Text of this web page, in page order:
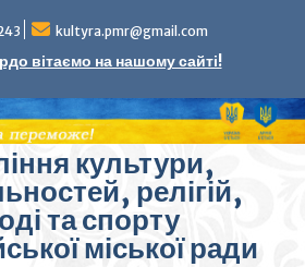
kultyra.pmr@gmail.com
вітаємо на нашому сайті!
культури,
релігій,
та спорту
міської ради